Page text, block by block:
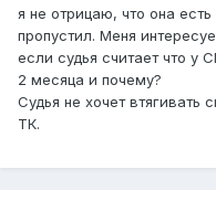
созданная в
РК, так же имеется
Вы уж определитесь
я не отрицаю, что она
пропустил. Меня
если судья считает что у
2 месяца и почему?
Судья не хочет втягивать
ТК.